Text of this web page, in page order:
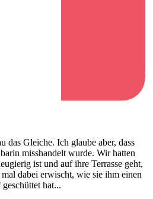
das Gleiche. Ich glaube aber, dass
misshandelt wurde. Wir hatten
ist und auf ihre Terrasse geht,
dabei erwischt, wie sie ihm einen
hat...